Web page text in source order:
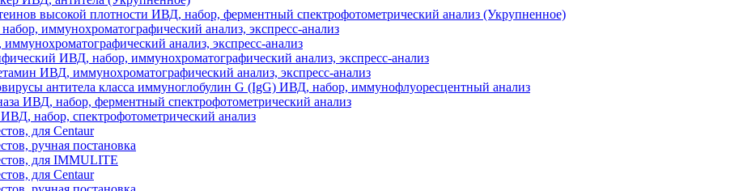
высокой плотности ИВД, набор, ферментный спектрофотометрический анализ (Укрупненное)
иммунохроматографический анализ, экспресс-анализ
анализ, экспресс-анализ
ИВД, набор, иммунохроматографический анализ, экспресс-анализ
ИВД, иммунохроматографический анализ, экспресс-анализ
антитела класса иммуноглобулин G (IgG) ИВД, набор, иммунофлуоресцентный анализ
ИВД, набор, ферментный спектрофотометрический анализ
набор, спектрофотометрический анализ
для Centaur
ручная постановка
для IMMULITE
для Centaur